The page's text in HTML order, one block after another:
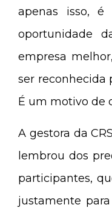
apenas isso,
oportunidade
empresa
ser reconhecida
É um motivo de
A gestora da
lembrou dos
participantes,
justamente